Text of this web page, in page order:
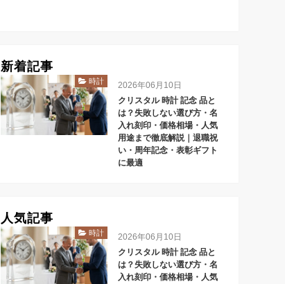
新着記事
時計
2026年06月10日
クリスタル 時計 記念 品と
は？失敗しない選び方・名
入れ刻印・価格相場・人気
用途まで徹底解説｜退職祝
い・周年記念・表彰ギフト
に最適
人気記事
時計
2026年06月10日
クリスタル 時計 記念 品と
は？失敗しない選び方・名
入れ刻印・価格相場・人気